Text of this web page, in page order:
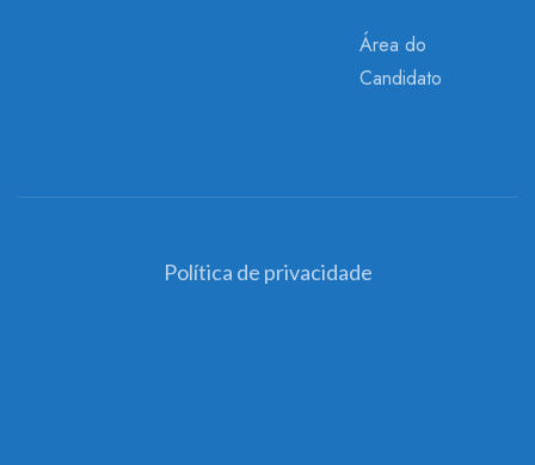
Área do
Candidato
Política de privacidade